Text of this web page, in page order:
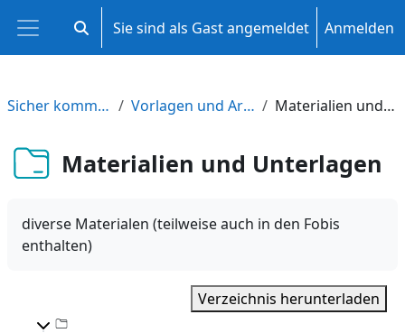
Zum Hauptinhalt
Website-Übersicht
Sucheingabe umschalten
Sie sind als Gast angemeldet Anmelden
Sicher kommunizieren Vorlagen und Arbeitsblätter Materialien und Unterlagen
Materialien und Unterlagen
diverse Materialen (teilweise auch in den Fobis
enthalten)
Verzeichnis herunterladen